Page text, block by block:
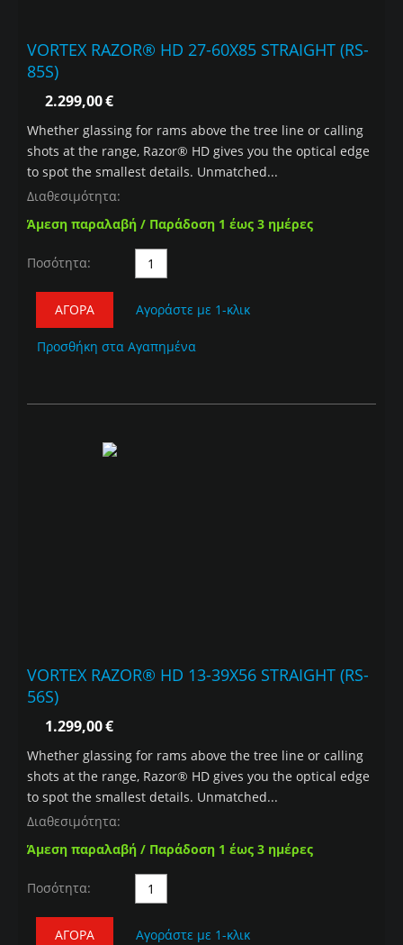
VORTEX RAZOR® HD 27-60X85 STRAIGHT (RS-
85S)
2.299,00€
Whether glassing for rams above the tree line or calling
shots at the range, Razor® HD gives you the optical edge
to spot the smallest details. Unmatched...
Διαθεσιμότητα:
Άμεση παραλαβή / Παράδοση 1 έως 3 ημέρες
Ποσότητα:
ΑΓΟΡΆ Αγοράστε με 1-κλικ
Προσθήκη στα Αγαπημένα
VORTEX RAZOR® HD 13-39X56 STRAIGHT (RS-
56S)
1.299,00€
Whether glassing for rams above the tree line or calling
shots at the range, Razor® HD gives you the optical edge
to spot the smallest details. Unmatched...
Διαθεσιμότητα:
Άμεση παραλαβή / Παράδοση 1 έως 3 ημέρες
Ποσότητα:
ΑΓΟΡΆ Αγοράστε με 1-κλικ